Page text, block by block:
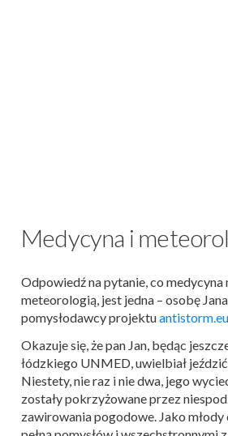
Medycyna i
Odpowiedź na pytanie, co medycyna
meteorologią, jest jedna – osobę
pomysłodawcy projektuantistorm.eu
Okazuje się, że pan Jan, będąc
łódzkiego UNMED, uwielbiał
Niestety, nie raz i nie dwa, jego
zostały pokrzyżowane przez
zawirowania pogodowe. Jako młody